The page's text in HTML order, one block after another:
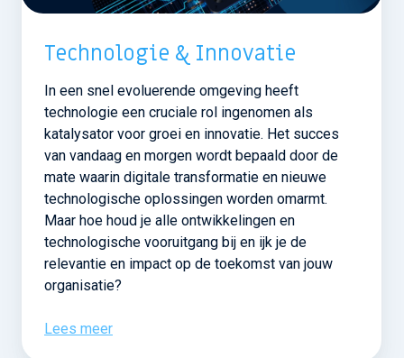
Technologie & Innovatie
In een snel evoluerende omgeving heeft
technologie een cruciale rol ingenomen als
katalysator voor groei en innovatie. Het succes
van vandaag en morgen wordt bepaald door de
mate waarin digitale transformatie en nieuwe
technologische oplossingen worden omarmt.
Maar hoe houd je alle ontwikkelingen en
technologische vooruitgang bij en ijk je de
relevantie en impact op de toekomst van jouw
organisatie?
Lees meer